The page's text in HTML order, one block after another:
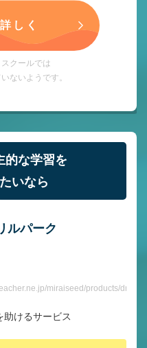
しく
クールでは
ないようです。
的な学習を
いなら
ルパーク
miraiseed/products/drill/）
助けるサービス